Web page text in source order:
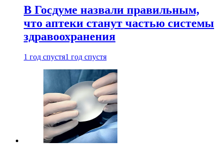
В Госдуме назвали правильным,
что аптеки станут частью системы
здравоохранения
1 год спустя1 год спустя